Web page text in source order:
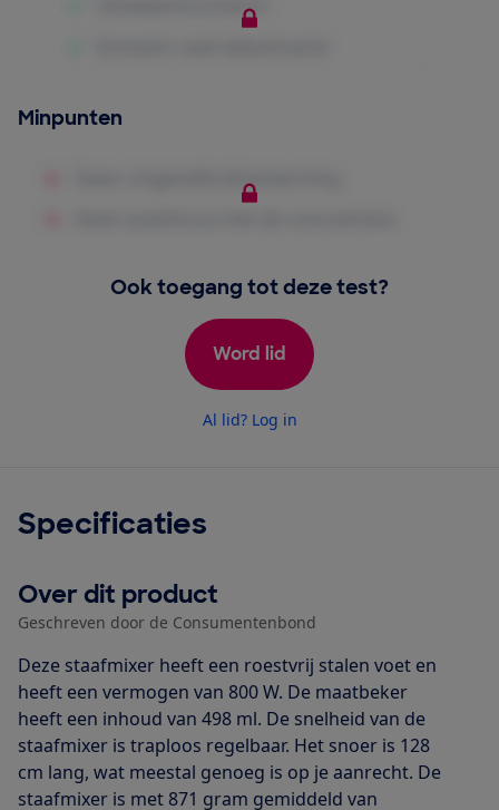
Minpunten
Ook toegang tot deze test?
Word lid
Al lid? Log in
Specificaties
Over dit product
Geschreven door de Consumentenbond
Deze staafmixer heeft een roestvrij stalen voet en
heeft een vermogen van 800 W. De maatbeker
heeft een inhoud van 498 ml. De snelheid van de
staafmixer is traploos regelbaar. Het snoer is 128
cm lang, wat meestal genoeg is op je aanrecht. De
staafmixer is met 871 gram gemiddeld van